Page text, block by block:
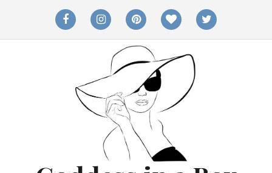
facebookinstagrampinterestbloglovintwitter